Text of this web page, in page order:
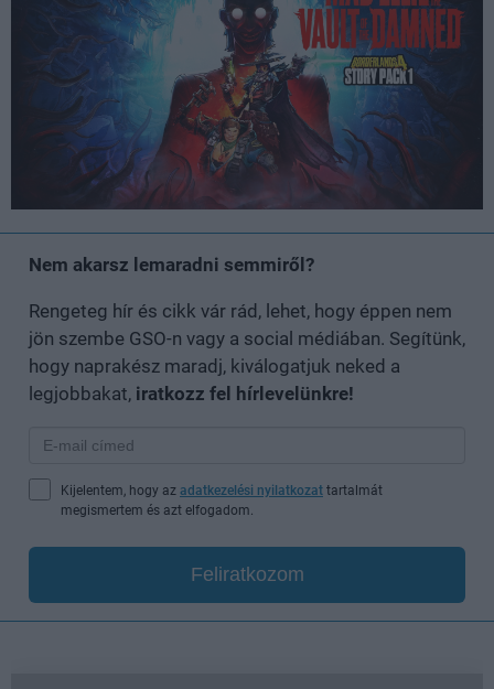
Nem akarsz lemaradni semmiről?
Rengeteg hír és cikk vár rád, lehet, hogy éppen nem
jön szembe GSO-n vagy a social médiában. Segítünk,
hogy naprakész maradj, kiválogatjuk neked a
legjobbakat, iratkozz fel hírlevelünkre!
Kijelentem, hogy az adatkezelési nyilatkozat tartalmát
megismertem és azt elfogadom.
Feliratkozom